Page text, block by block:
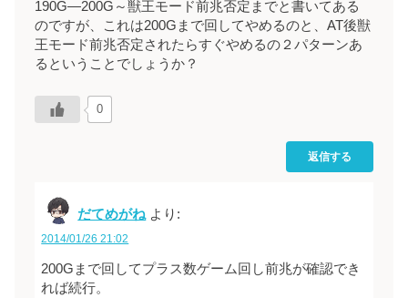
190G―200G～獣王モード前兆否定までと書いてある
のですが、これは200Gまで回してやめるのと、AT後獣
王モード前兆否定されたらすぐやめるの２パターンあ
るということでしょうか？
0
返信する
だてめがね より:
2014/01/26 21:02
200Gまで回してプラス数ゲーム回し前兆が確認でき
れば続行。